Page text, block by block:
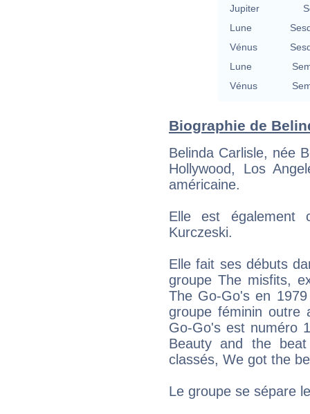
Jupiter
Lune
Vénus
Lune
Vénus
Biographie de
Belinda Carlisle, née
Hollywood, Los
américaine.
Elle est également
Kurczeski.
Elle fait ses débuts
groupe The misfits,
The Go-Go's en
groupe féminin outre
Go-Go's est numéro
Beauty and the
classés, We got the
Le groupe se sépare